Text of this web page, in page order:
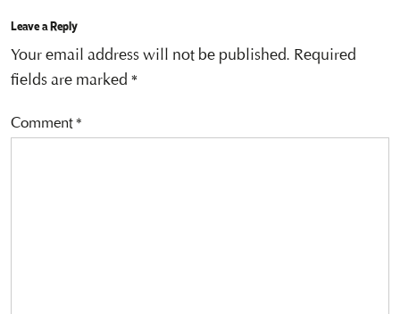
Leave a Reply
Your email address will not be published. Required
fields are marked *
Comment*